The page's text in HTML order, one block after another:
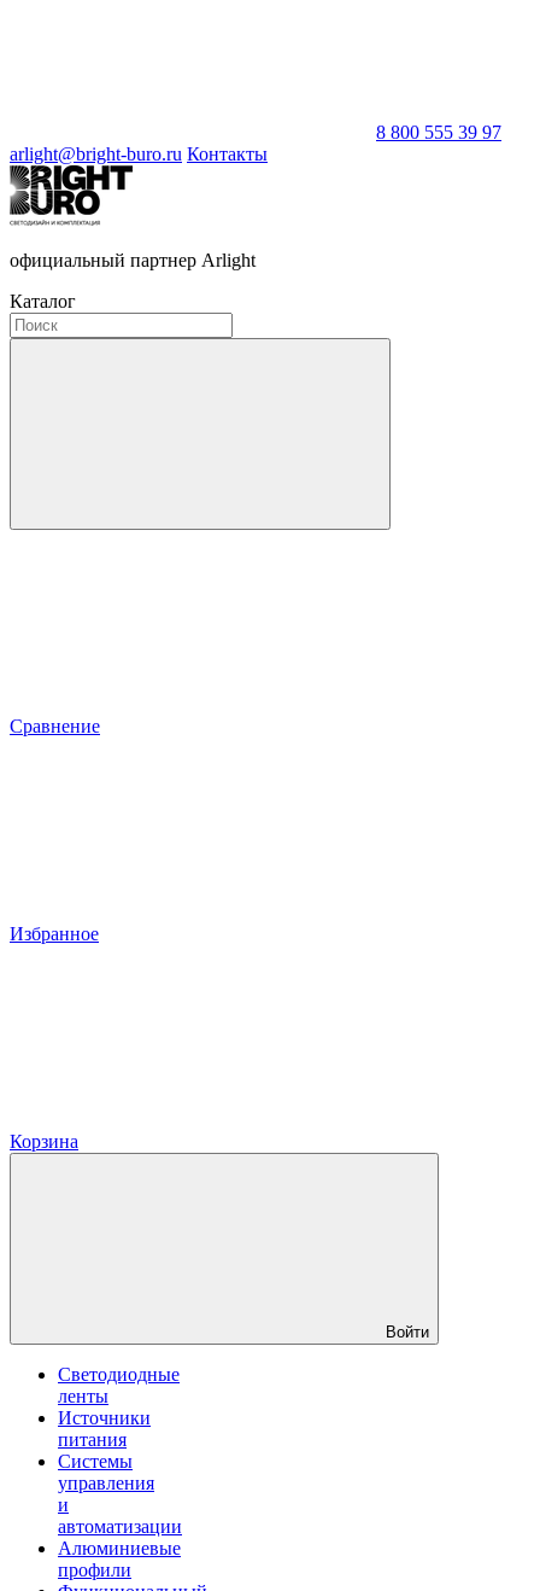
8 800 555 39 97
arlight@bright-buro.ru Контакты
официальный партнер Arlight
Каталог
Сравнение
Избранное
Корзина
Войти
Светодиодные
ленты
Источники
питания
Системы
управления
и
автоматизации
Алюминиевые
профили